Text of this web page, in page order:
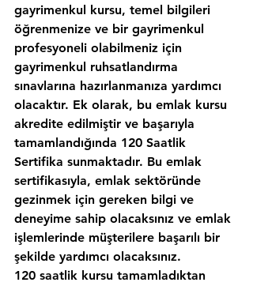
gayrimenkul kursu, temel bilgileri
öğrenmenize ve bir gayrimenkul
profesyoneli olabilmeniz için
gayrimenkul ruhsatlandırma
sınavlarına hazırlanmanıza yardımcı
olacaktır. Ek olarak, bu emlak kursu
akredite edilmiştir ve başarıyla
tamamlandığında 120 Saatlik
Sertifika sunmaktadır. Bu emlak
sertifikasıyla, emlak sektöründe
gezinmek için gereken bilgi ve
deneyime sahip olacaksınız ve emlak
işlemlerinde müşterilere başarılı bir
şekilde yardımcı olacaksınız.
120 saatlik kursu tamamladıktan